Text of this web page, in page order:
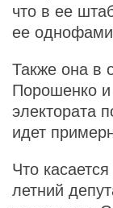
что в ее
ее
Также она в
Порошенко и
электората
идет
Что
летний